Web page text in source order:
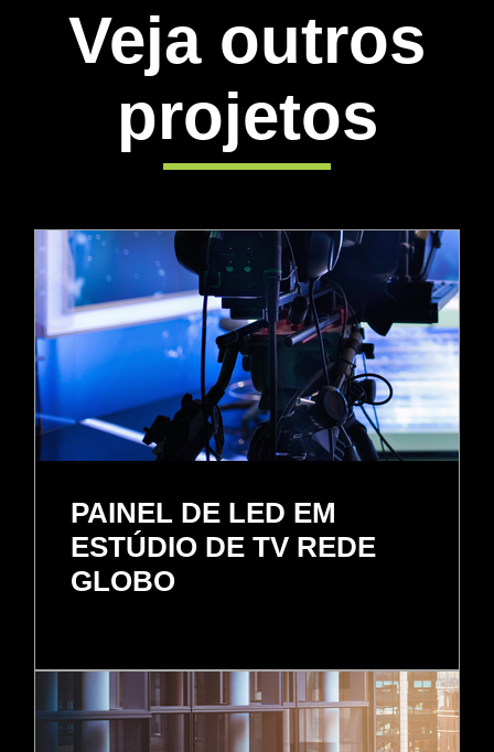
Veja outros
projetos
PAINEL DE LED EM
ESTÚDIO DE TV REDE
GLOBO